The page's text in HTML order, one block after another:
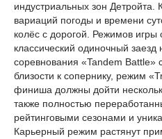
индустриальных зон Детройта.
вариаций погоды и времени
колёс с дорогой. Режимов игры
классический одиночный
соревнования «Tandem Battle»
близости к сопернику, режим
финиша должны дойти
также полностью
рейтинговыми сезонами и
Карьерный режим растянут